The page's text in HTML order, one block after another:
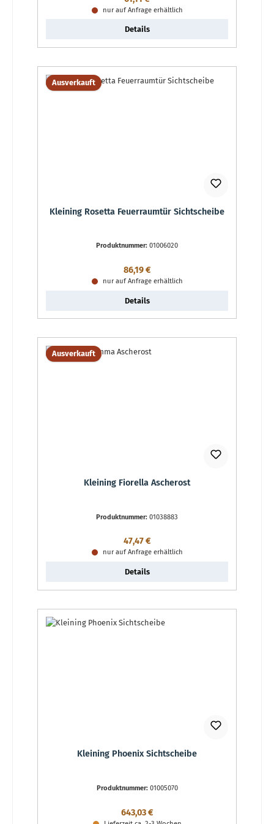
nur auf Anfrage erhältlich
Details
Ausverkauft
Kleining Rosetta Feuerraumtür Sichtscheibe
Produktnummer: 01006020
Regulärer Preis:
86,19 €
nur auf Anfrage erhältlich
Details
Ausverkauft
Kleining Fiorella Ascherost
Produktnummer: 01038883
Regulärer Preis:
47,47 €
nur auf Anfrage erhältlich
Details
Kleining Phoenix Sichtscheibe
Produktnummer: 01005070
Regulärer Preis:
643,03 €